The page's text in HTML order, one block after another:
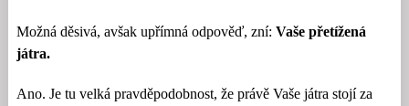
Možná děsivá, avšak upřímná odpověď, zní: Vaše přetížená
játra.
Ano. Je tu velká pravděpodobnost, že právě Vaše játra stojí za